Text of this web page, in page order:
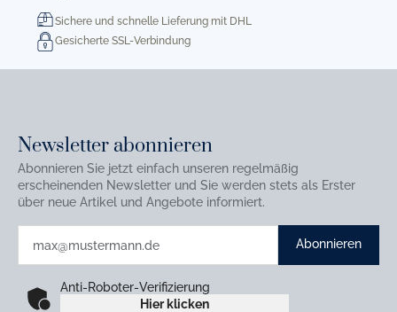
Sichere und schnelle Lieferung mit DHL
Gesicherte SSL-Verbindung
Newsletter abonnieren
Abonnieren Sie jetzt einfach unseren regelmäßig
erscheinenden Newsletter und Sie werden stets als Erster
über neue Artikel und Angebote informiert.
Abonnieren
Anti-Roboter-Verifizierung
Hier klicken